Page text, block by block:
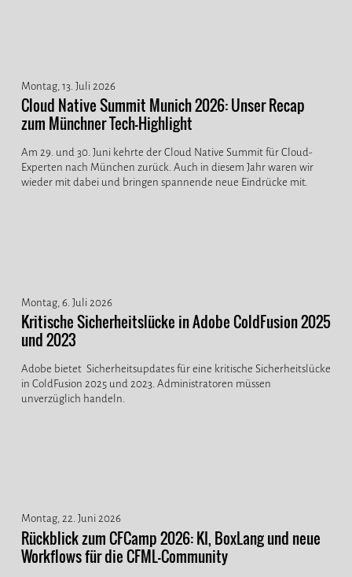
Montag, 13. Juli 2026
Cloud Native Summit Munich 2026: Unser Recap
zum Münchner Tech-Highlight
Am 29. und 30. Juni kehrte der Cloud Native Summit für Cloud-
Experten nach München zurück. Auch in diesem Jahr waren wir
wieder mit dabei und bringen spannende neue Eindrücke mit.
Montag, 6. Juli 2026
Kritische Sicherheitslücke in Adobe ColdFusion 2025
und 2023
Adobe bietet Sicherheitsupdates für eine kritische Sicherheitslücke
in ColdFusion 2025 und 2023. Administratoren müssen
unverzüglich handeln.
Montag, 22. Juni 2026
Rückblick zum CFCamp 2026: KI, BoxLang und neue
Workflows für die CFML-Community